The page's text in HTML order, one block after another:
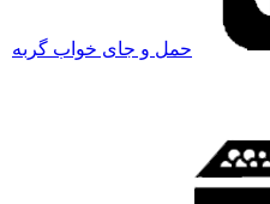
حمل و جای خواب گربه